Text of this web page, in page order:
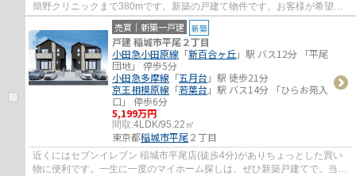
簡野クリニックまで380mです。新築の戸建て物件です。お客様が希望と
する物件をお探しいただけるよう、当社では多...
売買｜新築一戸建 新築
戸建 稲城市平尾２丁目
小田急小田原線 「新百合ヶ丘」駅 バス12分 「平尾
団地」 停歩5分
小田急多摩線 「五月台 」駅 徒歩21分
京王相模原線 「若葉台 」駅 バス14分 「ひらお苑入
口」 停歩6分
5,199万円
間取:4LDK/95.22㎡
東京都稲城市平尾２丁目
近くにはセブンイレブン 稲城市平尾店(徒歩4分)がありちょっとした買い
物に便利です。一生に一度のマイホーム探しは、ぜひ新築戸建てで。当社